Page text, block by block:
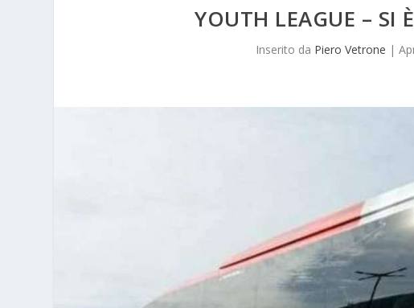
YOUTH LEAGUE – SI
Inserito da Piero Vetrone |